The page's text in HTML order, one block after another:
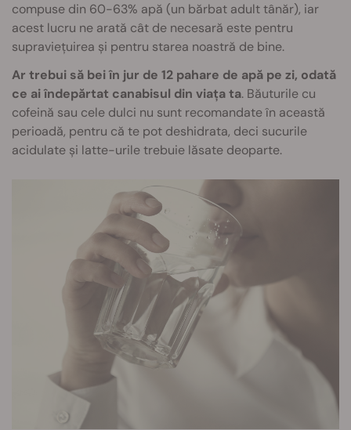
compuse din 60-63% apă (un bărbat adult tânăr), iar
acest lucru ne arată cât de necesară este pentru
supraviețuirea și pentru starea noastră de bine.
Ar trebui să bei în jur de 12 pahare de apă pe zi, odată
ce ai îndepărtat canabisul din viața ta. Băuturile cu
cofeină sau cele dulci nu sunt recomandate în această
perioadă, pentru că te pot deshidrata, deci sucurile
acidulate și latte-urile trebuie lăsate deoparte.